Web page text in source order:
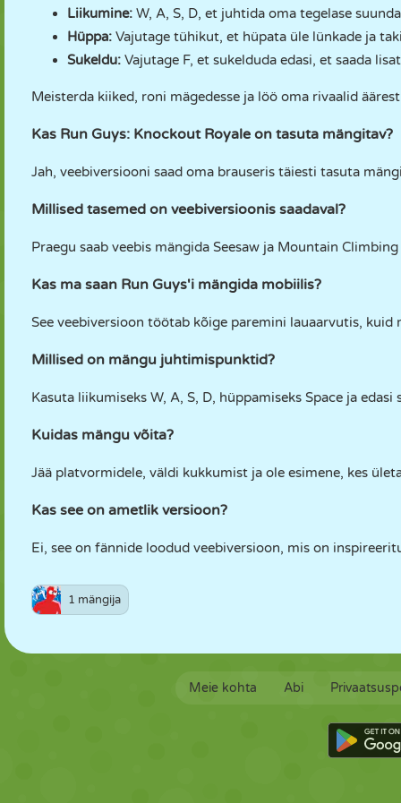
Liikumine: W, A, S, D, et juhtida oma tegelase
Hüppa: Vajutage tühikut, et hüpata üle lünkade ja
Sukeldu: Vajutage F, et sukelduda edasi, et saada
Meisterda kiiked, roni mägedesse ja löö oma rivaalid
Kas Run Guys: Knockout Royale on tasuta mängitav?
Jah, veebiversiooni saad oma brauseris täiesti tasuta
Millised tasemed on veebiversioonis saadaval?
Praegu saab veebis mängida Seesaw ja Mountain
Kas ma saan Run Guys'i mängida mobiilis?
See veebiversioon töötab kõige paremini lauaarvutis,
Millised on mängu juhtimispunktid?
Kasuta liikumiseks W, A, S, D, hüppamiseks Space ja edasi
Kuidas mängu võita?
Jää platvormidele, väldi kukkumist ja ole esimene, kes
Kas see on ametlik versioon?
Ei, see on fännide loodud veebiversioon, mis on
1 mängija
Meie kohta Abi